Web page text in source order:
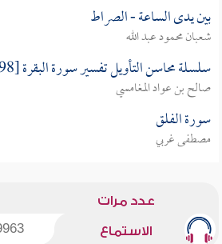
بين يدى الساعة - الصراط
شعبان محمود عبد الله
سلسلة محاسن التأويل تفسير سورة البقرة [198-205]
صالح بن عواد المغامسي
سورة الفلق
مصطفى غربي
عدد مرات
الاستماع